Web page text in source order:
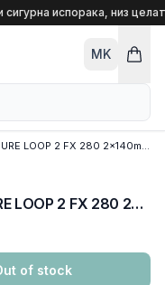
сигурна испорака, низ
MK
COOLERS CPU AIO BE QUIET! PURE LOOP 2 FX 280 2x140mm Light Wings ARGB PWM, w/REFFIL OPTION, ARGB LED on pump, w/ARGB HUB, BW014
COOLERS CPU AIO BE QUIET! PURE LOOP 2 FX 280 2x140mm Light Wings ARGB PWM, w/REFFIL OPTION, ARGB LED on pump, w/ARGB HUB, BW014
of stock